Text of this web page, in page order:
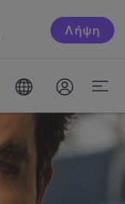
Λήψη